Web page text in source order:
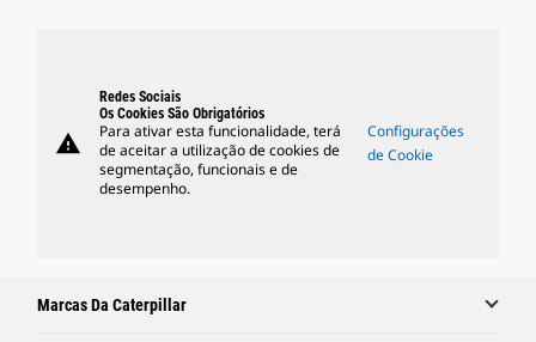
warning
Redes Sociais
Os Cookies São Obrigatórios
Para ativar esta funcionalidade, terá
de aceitar a utilização de cookies de
segmentação, funcionais e de
desempenho.
Configurações
de Cookie
Marcas Da Caterpillar